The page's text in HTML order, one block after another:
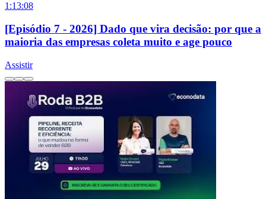
1:13:08
[Episódio 7 - 2026] Dado que vira decisão: por que a
maioria das empresas coleta muito e age pouco
Assistir